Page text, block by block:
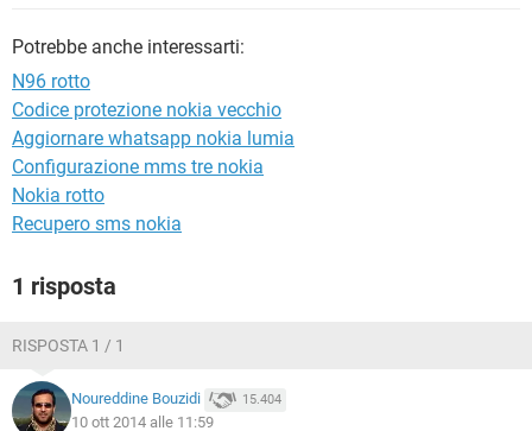
Potrebbe anche interessarti:
N96 rotto
Codice protezione nokia vecchio
Aggiornare whatsapp nokia lumia
Configurazione mms tre nokia
Nokia rotto
Recupero sms nokia
1 risposta
RISPOSTA 1 / 1
Noureddine Bouzidi 15.404
10 ott 2014 alle 11:59